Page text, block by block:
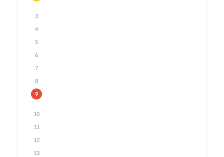
3
4
5
6
7
8
9
10
11
12
13